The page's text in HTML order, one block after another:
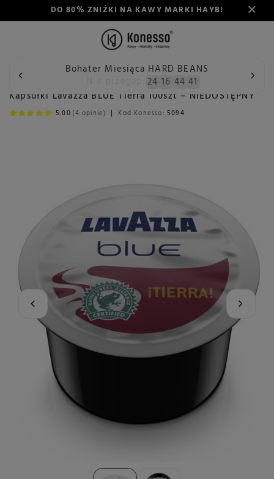
DO 80% ZNIŻKI NA KAWY MARKI HAYB!
Bohater Miesiąca HARD BEANS
24 16 44 40
Wstecz Konesso Kapsułki Lavazza BLUE Tierra 100szt –
Kapsułki Lavazza BLUE Tierra 100szt – NIEDOSTĘPNY
5.00 (4 opinie) Kod Konesso: 5094